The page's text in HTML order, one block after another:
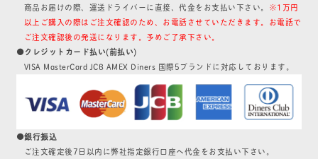
商品お届けの際、運送ドライバーに直接、代金をお支払い下さい。 ※1万円
以上ご購入の際はご注文確認のため、お電話させていただきます。お電話で
ご注文確認後の発送になります。予めご了承下さい。
●クレジットカード払い(前払い)
VISA MasterCard JCB AMEX Diners 国際5ブランドに対応しております。
●銀行振込
ご注文確定後7日以内に弊社指定銀行口座へ代金をお支払い下さい。